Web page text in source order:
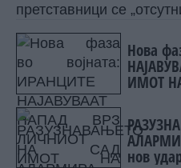
претставници се
Нова
ИМОТ
нов